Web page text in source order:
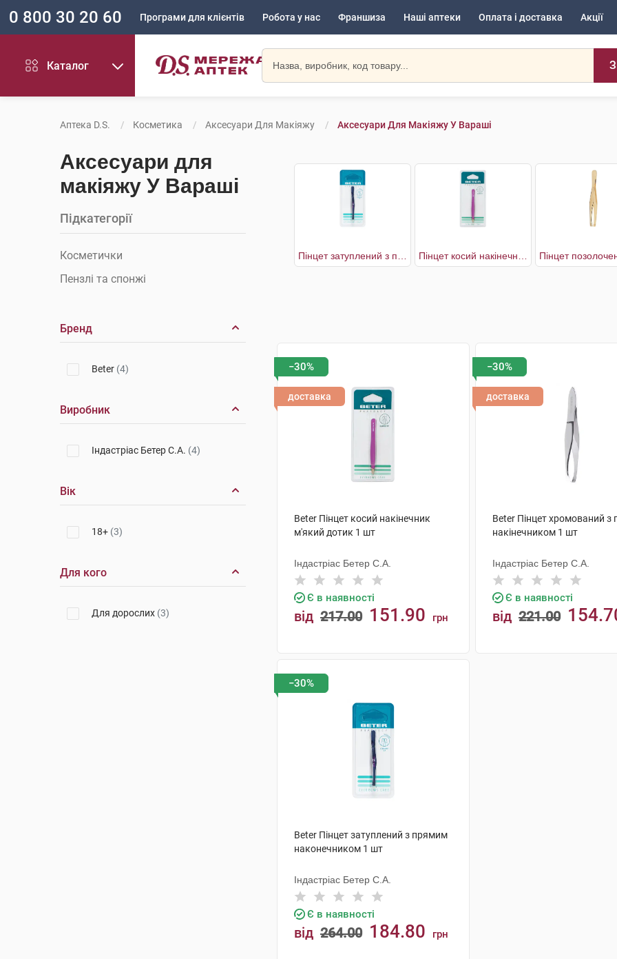
0 800 30 20 60 Програми для клієнтів Робота у нас Франшиза Наші аптеки Оплата і доставка Акції
Каталог
Аптека D.S. Косметика Аксесуари Для Макіяжу Аксесуари Для Макіяжу У Вараші
Аксесуари для
макіяжу У Вараші
Підкатегорії
Косметички
Пензлі та спонжі
Бренд
Beter (4)
Виробник
Індастріас Бетер С.А. (4)
Вік
18+ (3)
Для кого
Для дорослих (3)
−30%
доставка
Beter Пінцет косий накінечник
м'який дотик 1 шт
Індастріас Бетер С.А.
Є в наявності
від 217.00 151.90 грн
−30%
доставка
Beter Пінцет хромований
накінечником 1 шт
Індастріас Бетер С.А.
Є в наявності
від 221.00
−30%
Beter Пінцет затуплений з прямим
наконечником 1 шт
Індастріас Бетер С.А.
Є в наявності
від 264.00 184.80 грн